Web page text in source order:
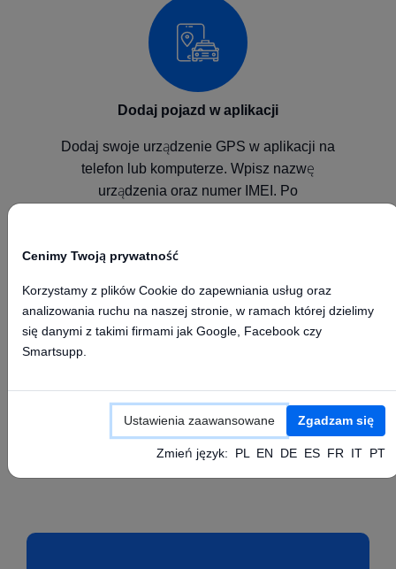
Dodaj pojazd w aplikacji
Dodaj swoje urządzenie GPS w aplikacji na
telefon lub komputerze. Wpisz nazwę
urządzenia oraz numer IMEI. Po
Skonfiguruj swoje urządzenie GPS zgodnie z
instrukcją producenta ustawiając powyższe
wartości APN, Serwer oraz Port.
Cenimy Twoją prywatność
Korzystamy z plików Cookie do zapewniania usług oraz
analizowania ruchu na naszej stronie, w ramach której dzielimy
się danymi z takimi firmami jak Google, Facebook czy
Smartsupp.
Ustawienia zaawansowane Zgadzam się
Zmień język: PL EN DE ES FR IT PT